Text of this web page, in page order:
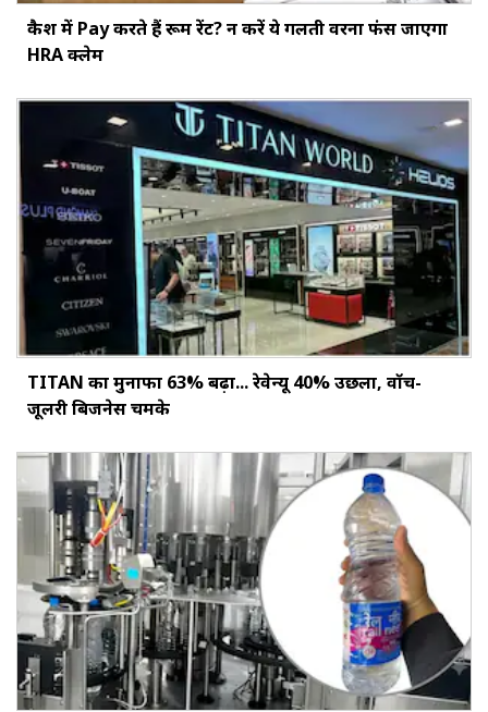
कैश में Pay करते हैं रूम रेंट? न करें ये गलती वरना फंस जाएगा
HRA क्लेम
TITAN का मुनाफा 63% बढ़ा... रेवेन्यू 40% उछला, वॉच-
जूलरी बिजनेस चमके